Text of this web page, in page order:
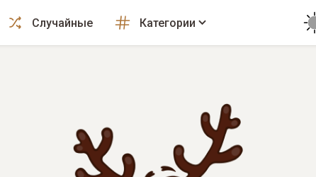
Случайные Категории